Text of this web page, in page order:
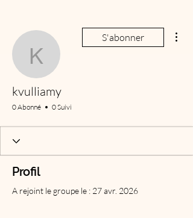
kvulliamy
S'abonner
kvulliamy
0 Abonné 0 Suivi
Profil
A rejoint le groupe le : 27 avr. 2026